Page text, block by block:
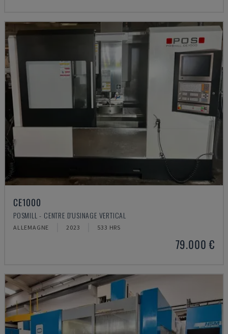
CE1000
POSMILL - CENTRE D'USINAGE VERTICAL
ALLEMAGNE 2023 533 HRS
79.000 €